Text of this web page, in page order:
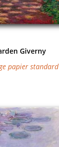
Giverny
papier standard